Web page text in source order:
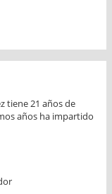
tiene 21 años de
años ha impartido